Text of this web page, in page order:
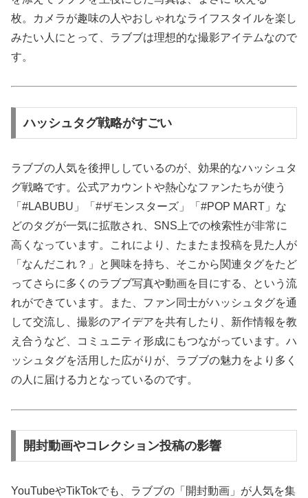
枚。カメラが趣味の人やおしゃれなライフスタイルを楽し
みたい人にとって、ラブブは理想的な撮影アイテムなので
す。
ハッシュタグ戦略がすごい
ラブブの人気を後押ししているのが、効果的なハッシュタ
グ戦略です。公式アカウントや熱心なファンたちが使う
「#LABUBU」「#ザモンスターズ」「#POP MART」な
どのタグが一気に拡散され、SNS上での検索性が非常に
高くなっています。これにより、たまたま投稿を見た人が
「なんだこれ？」と興味を持ち、そこから関連タグをたど
ってさらに多くのラブブ写真や動画を目にする、という流
れができています。また、ファン同士がハッシュタグを通
して交流し、撮影のアイデアを共有したり、新作情報を教
え合うなど、コミュニティ形成にもつながっています。ハ
ッシュタグを活用した広がりが、ラブブの魅力をより多く
の人に届ける力となっているのです。
開封動画やコレクション投稿の影響
YouTubeやTikTokでも、ラブブの「開封動画」が人気を集